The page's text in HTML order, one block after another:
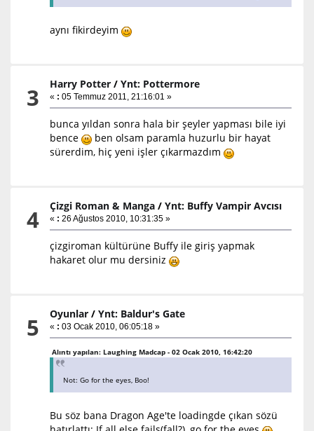
aynı fikirdeyim
3 Harry Potter /Ynt: Pottermore
« : 05 Temmuz 2011, 21:16:01 »
bunca yıldan sonra hala bir şeyler yapması bile iyi
bence
ben olsam paramla huzurlu bir hayat
sürerdim, hiç yeni işler çıkarmazdım
4 Çizgi Roman & Manga /Ynt: Buffy Vampir Avcısı
« : 26 Ağustos 2010, 10:31:35 »
çizgiroman kültürüne Buffy ile giriş yapmak
hakaret olur mu dersiniz
5 Oyunlar /Ynt: Baldur's Gate
« : 03 Ocak 2010, 06:05:18 »
Alıntı yapılan: Laughing Madcap - 02 Ocak 2010, 16:42:20
Not: Go for the eyes, Boo!
Bu söz bana Dragon Age'te loadingde çıkan sözü